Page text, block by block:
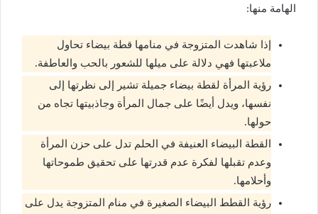
الهامة منها:
إذا شاهدت المتزوجة في منامها قطة بيضاء تحاول
ملاعبتها فهي دلالة على ميلها للشعور بالحب والعاطفة.
رؤية المرأة لقطة بيضاء جميلة تشير إلى نظرتها إلى
نفسها، ويدل أيضًا على جمال المرأة وجاذبيتها تجاه من
حولها.
القطة البيضاء العنيفة في الحلم تدل على حزن المرأة
وعدم تقبلها لفكرة عدم قدرتها على تحقيق طموحاتها
وأحلامها.
رؤية القطط البيضاء الصغيرة في منام المتزوجة يدل على